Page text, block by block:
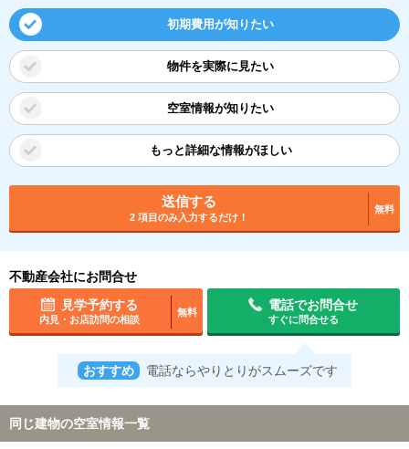
初期費用が知りたい
物件を実際に見たい
空室情報が知りたい
もっと詳細な情報がほしい
送信する
2 項目のみ入力するだけ！
無料
不動産会社にお問合せ
見学予約する
内見・お店訪問の相談
無料
電話でお問合せ
すぐに問合せる
おすすめ 電話ならやりとりがスムーズです
同じ建物の空室情報一覧